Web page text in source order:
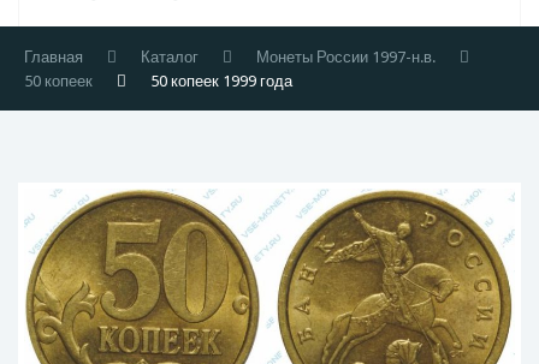
Главная Каталог
Монеты России 1997-н.в.
50 копеек
50 копеек 1999 года